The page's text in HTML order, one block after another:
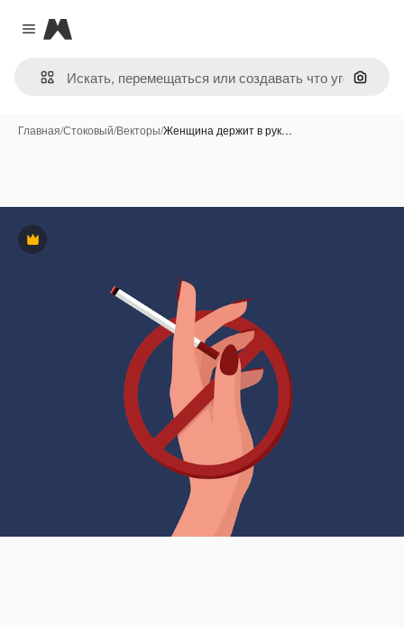
Close menu
Magnific
Поиск
Главная/Стоковый/Векторы/Женщина держит в рук…
Премиум